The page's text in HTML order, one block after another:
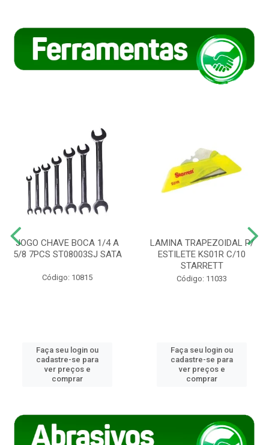
JOGO CHAVE BOCA 1/4 A
5/8 7PCS ST08003SJ SATA
Código: 10815
Faça seu login ou
cadastre-se para
ver preços e
comprar
LAMINA TRAPEZOIDAL P/
ESTILETE KS01R C/10
STARRETT
Código: 11033
Faça seu login ou
cadastre-se para
ver preços e
comprar